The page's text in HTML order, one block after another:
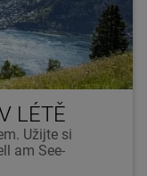
LÉTĚ
Užijte si
am See-